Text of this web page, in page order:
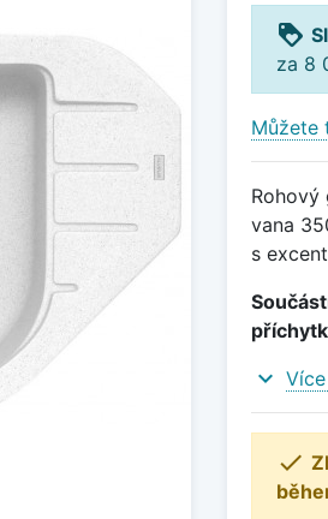
loyalty
za 8
Můžete
Rohový
vana
s
expand_more
